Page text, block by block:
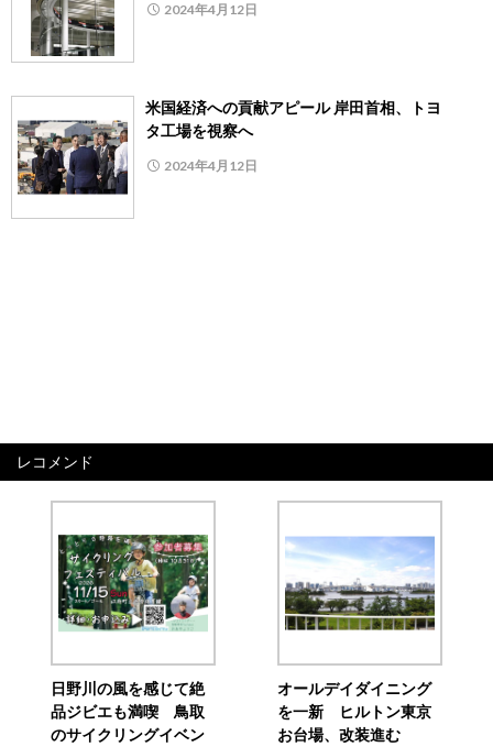
2024年4月12日
米国経済への貢献アピール 岸田首相、トヨ
タ工場を視察へ
2024年4月12日
レコメンド
日野川の風を感じて絶
品ジビエも満喫 鳥取
のサイクリングイベン
オールデイダイニング
を一新 ヒルトン東京
お台場、改装進む